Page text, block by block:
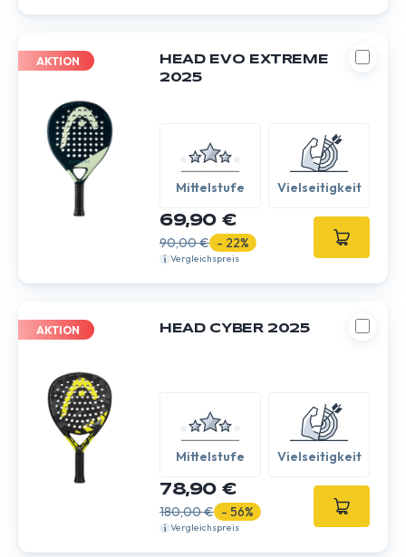
AKTION
HEAD EVO EXTREME
2025
Mittelstufe Vielseitigkeit
69,90 €
90,00 € - 22%
Vergleichspreis
AKTION HEAD CYBER 2025
Mittelstufe Vielseitigkeit
78,90 €
180,00 € - 56%
Vergleichspreis